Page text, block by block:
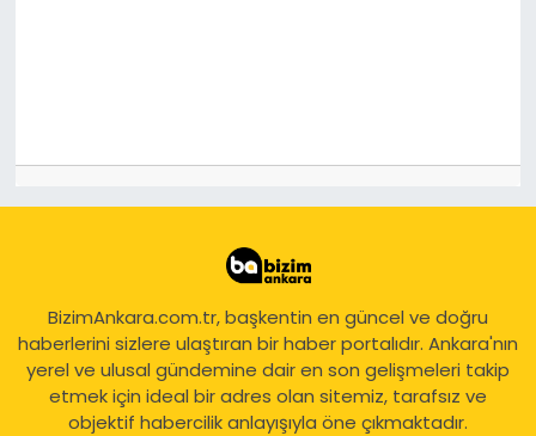
BizimAnkara.com.tr, başkentin en güncel ve doğru
haberlerini sizlere ulaştıran bir haber portalıdır. Ankara'nın
yerel ve ulusal gündemine dair en son gelişmeleri takip
etmek için ideal bir adres olan sitemiz, tarafsız ve
objektif habercilik anlayışıyla öne çıkmaktadır.